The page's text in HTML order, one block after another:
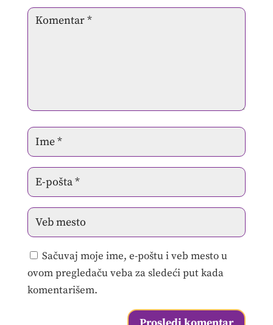
Sačuvaj moje ime, e-poštu i veb mesto u
ovom pregledaču veba za sledeći put kada
komentarišem.